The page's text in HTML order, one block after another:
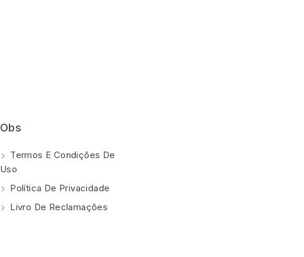
Obs
Termos E Condições De
Uso
Polí­tica De Privacidade
Livro De Reclamações